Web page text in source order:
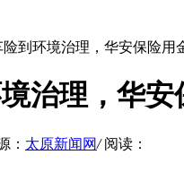
到环境治理，华安保险用
治理，华
： 太原新闻网/ 阅读：